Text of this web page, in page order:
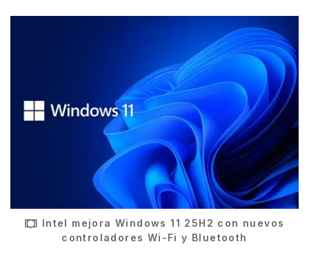
Intel mejora Windows 11 25H2 con nuevos
controladores Wi-Fi y Bluetooth